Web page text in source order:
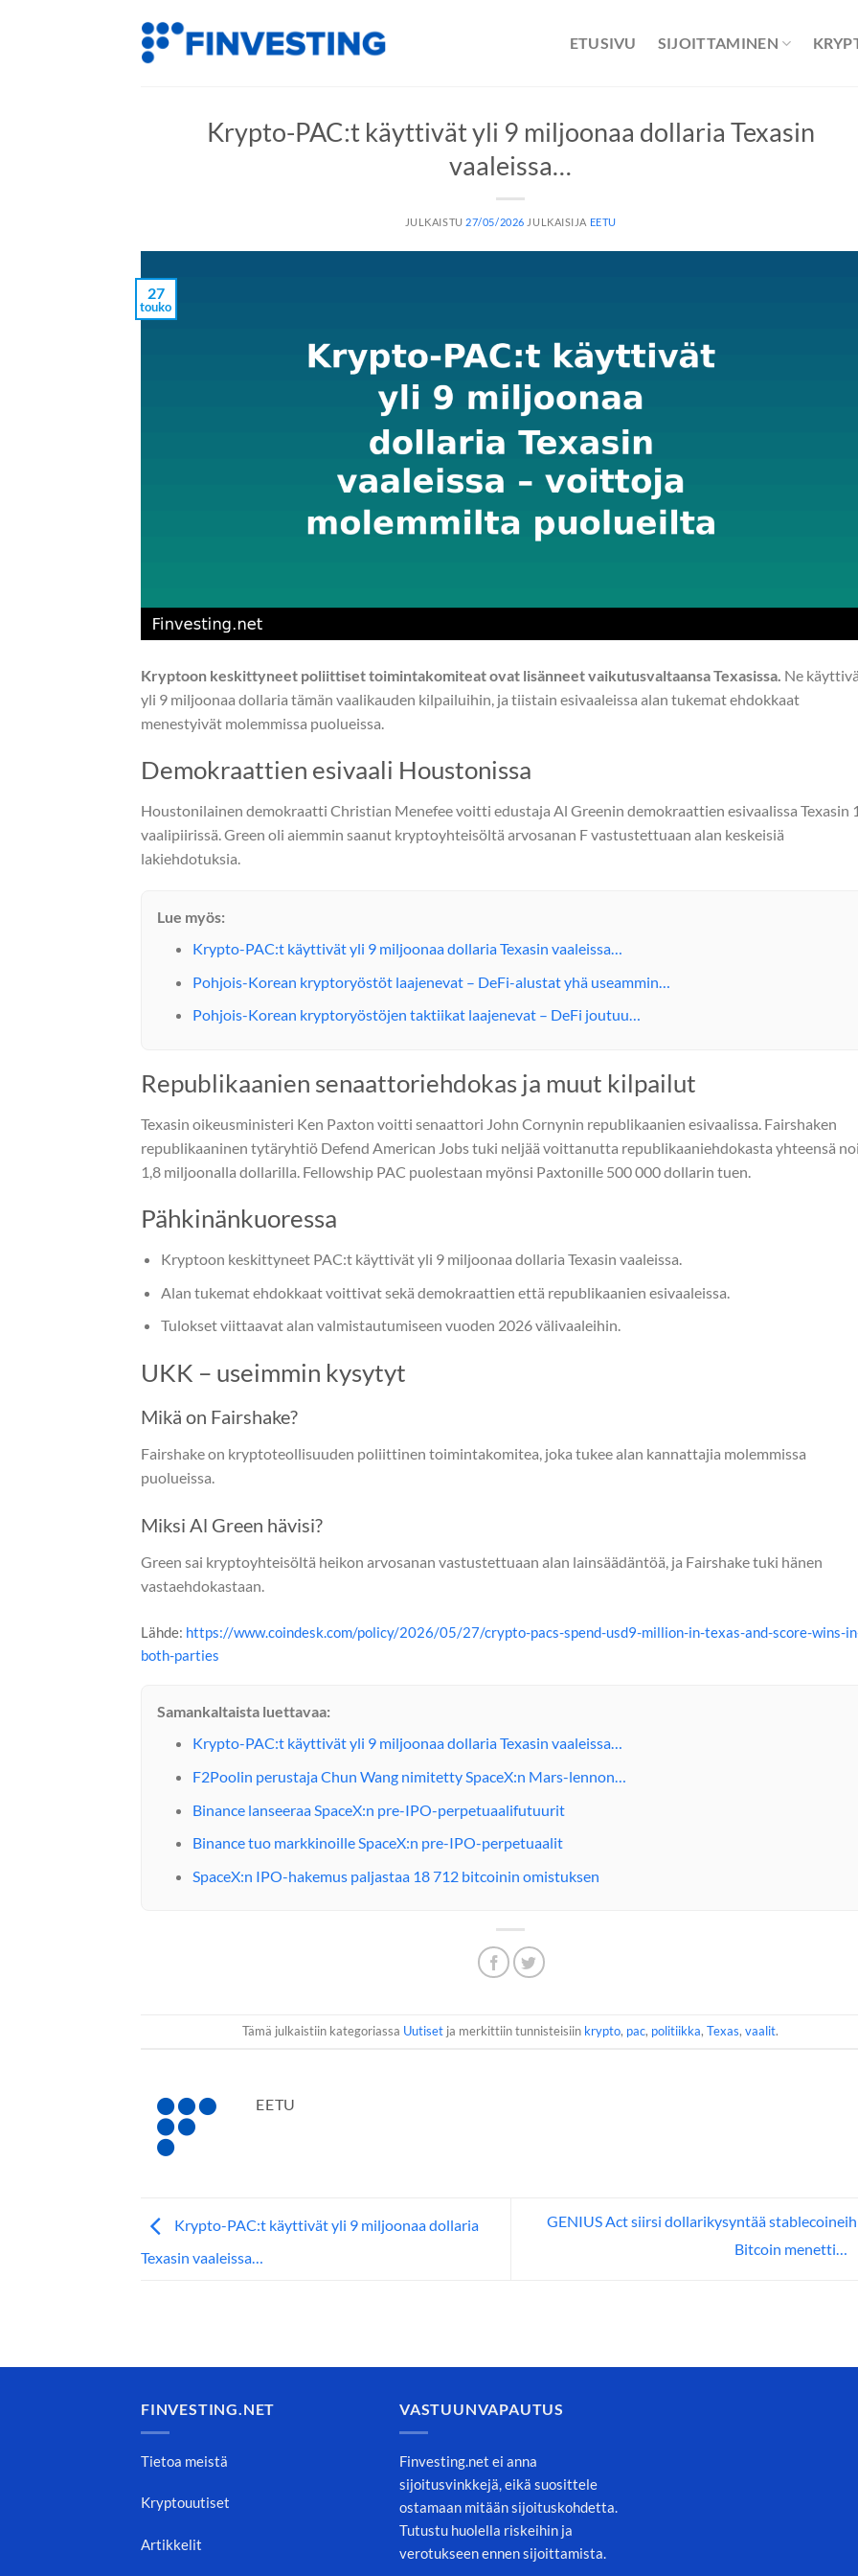
ETUSIVU SIJOITTAMINEN
Krypto-PAC:t käyttivät yli 9 miljoonaa dollaria Texasin
vaaleissa…
JULKAISTU 27/05/2026 JULKAISIJA EETU
27
touko
Kryptoon keskittyneet poliittiset toimintakomiteat ovat lisänneet vaikutusvaltaansa Texasissa. Ne
yli 9 miljoonaa dollaria tämän vaalikauden kilpailuihin, ja tiistain esivaaleissa alan tukemat ehdokkaat
menestyivät molemmissa puolueissa.
Demokraattien esivaali Houstonissa
Houstonilainen demokraatti Christian Menefee voitti edustaja Al Greenin demokraattien esivaalissa Texasin
vaalipiirissä. Green oli aiemmin saanut kryptoyhteisöltä arvosanan F vastustettuaan alan keskeisiä
lakiehdotuksia.
Lue myös:
Krypto-PAC:t käyttivät yli 9 miljoonaa dollaria Texasin vaaleissa…
Pohjois-Korean kryptoryöstöt laajenevat – DeFi-alustat yhä useammin…
Pohjois-Korean kryptoryöstöjen taktiikat laajenevat – DeFi joutuu…
Republikaanien senaattoriehdokas ja muut kilpailut
Texasin oikeusministeri Ken Paxton voitti senaattori John Cornynin republikaanien esivaalissa. Fairshaken
republikaaninen tytäryhtiö Defend American Jobs tuki neljää voittanutta republikaaniehdokasta yhteensä
1,8 miljoonalla dollarilla. Fellowship PAC puolestaan myönsi Paxtonille 500 000 dollarin tuen.
Pähkinänkuoressa
Kryptoon keskittyneet PAC:t käyttivät yli 9 miljoonaa dollaria Texasin vaaleissa.
Alan tukemat ehdokkaat voittivat sekä demokraattien että republikaanien esivaaleissa.
Tulokset viittaavat alan valmistautumiseen vuoden 2026 välivaaleihin.
UKK – useimmin kysytyt
Mikä on Fairshake?
Fairshake on kryptoteollisuuden poliittinen toimintakomitea, joka tukee alan kannattajia molemmissa
puolueissa.
Miksi Al Green hävisi?
Green sai kryptoyhteisöltä heikon arvosanan vastustettuaan alan lainsäädäntöä, ja Fairshake tuki hänen
vastaehdokastaan.
Lähde: https://www.coindesk.com/policy/2026/05/27/crypto-pacs-spend-usd9-million-in-texas-and-score-wins-
both-parties
Samankaltaista luettavaa:
Krypto-PAC:t käyttivät yli 9 miljoonaa dollaria Texasin vaaleissa…
F2Poolin perustaja Chun Wang nimitetty SpaceX:n Mars-lennon…
Binance lanseeraa SpaceX:n pre-IPO-perpetuaalifutuurit
Binance tuo markkinoille SpaceX:n pre-IPO-perpetuaalit
SpaceX:n IPO-hakemus paljastaa 18 712 bitcoinin omistuksen
Tämä julkaistiin kategoriassa Uutiset ja merkittiin tunnisteisiin krypto, pac, politiikka,Texas,vaalit.
EETU
Krypto-PAC:t käyttivät yli 9 miljoonaa dollaria
Texasin vaaleissa…
GENIUS Act siirsi dollarikysyntää
Bitcoin menetti…
FINVESTING.NET
Tietoa meistä
Kryptouutiset
Artikkelit
VASTUUNVAPAUTUS
Finvesting.net ei anna
sijoitusvinkkejä, eikä suosittele
ostamaan mitään sijoituskohdetta.
Tutustu huolella riskeihin ja
verotukseen ennen sijoittamista.